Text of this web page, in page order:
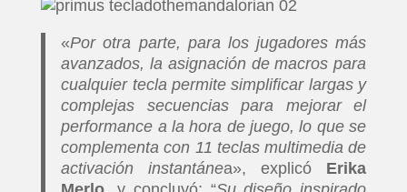
«Por otra parte, para los jugadores más
avanzados, la asignación de macros para
cualquier tecla permite simplificar largas y
complejas secuencias para mejorar el
performance a la hora de juego, lo que se
complementa con 11 teclas multimedia de
activación instantánea», explicó Erika